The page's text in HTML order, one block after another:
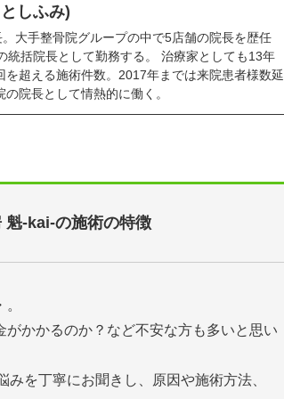
しふみ)
大手整骨院グループの中で5店舗の院長を歴任
統括院長として勤務する。 治療家としても13年
を超える施術件数。2017年までは来院患者様数延
院長として情熱的に働く。
魁-kai-の施術の特徴
かかるのか？など不安な方も多いと思い
を丁寧にお聞きし、原因や施術方法、